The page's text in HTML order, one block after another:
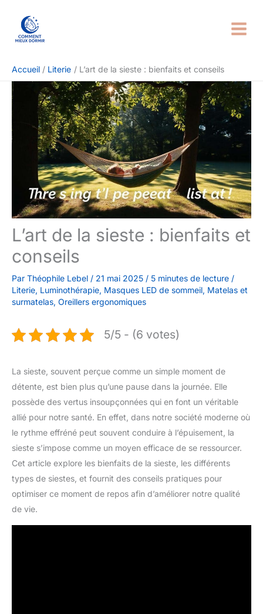
contenu
Accueil Literie L’art de la sieste : bienfaits et conseils
L’art de la sieste : bienfaits et
conseils
Par Théophile Lebel / 21 mai 2025 / 5 minutes de lecture /
Literie, Luminothérapie, Masques LED de sommeil, Matelas et
surmatelas, Oreillers ergonomiques
5/5 - (6 votes)
La sieste, souvent perçue comme un simple moment de
détente, est bien plus qu’une pause dans la journée. Elle
possède des vertus insoupçonnées qui en font un véritable
allié pour notre santé. En effet, dans notre société moderne où
le rythme effréné peut souvent conduire à l’épuisement, la
sieste s’impose comme un moyen efficace de se ressourcer.
Cet article explore les bienfaits de la sieste, les différents
types de siestes, et fournit des conseils pratiques pour
optimiser ce moment de repos afin d’améliorer notre qualité
de vie.